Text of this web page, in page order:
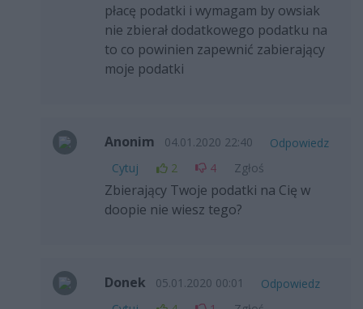
płacę podatki i wymagam by owsiak
nie zbierał dodatkowego podatku na
to co powinien zapewnić zabierający
moje podatki
Anonim 04.01.2020 22:40
Odpowiedz
Cytuj
2 4 Zgłoś
Zbierający Twoje podatki na Cię w
doopie nie wiesz tego?
Donek 05.01.2020 00:01
Odpowiedz